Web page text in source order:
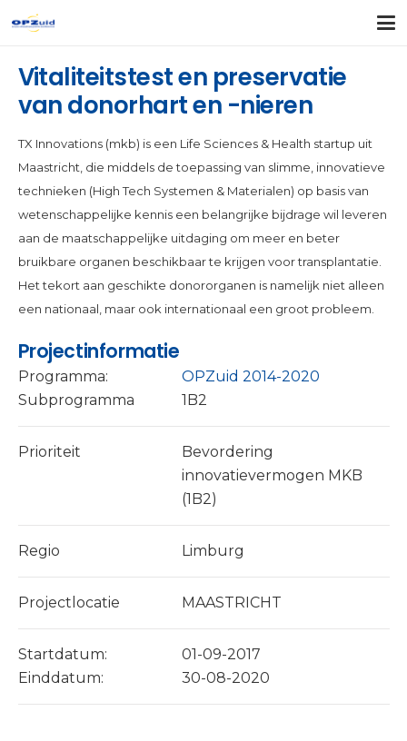
Vitaliteitstest en preservatie
van donorhart en -nieren
TX Innovations (mkb) is een Life Sciences & Health startup uit
Maastricht, die middels de toepassing van slimme, innovatieve
technieken (High Tech Systemen & Materialen) op basis van
wetenschappelijke kennis een belangrijke bijdrage wil leveren
aan de maatschappelijke uitdaging om meer en beter
bruikbare organen beschikbaar te krijgen voor transplantatie.
Het tekort aan geschikte donororganen is namelijk niet alleen
een nationaal, maar ook internationaal een groot probleem.
Projectinformatie
Programma:
OPZuid 2014-2020
Subprogramma
1B2
Prioriteit
Bevordering
innovatievermogen MKB
(1B2)
Regio Limburg
Projectlocatie MAASTRICHT
Startdatum:
01-09-2017
Einddatum:
30-08-2020